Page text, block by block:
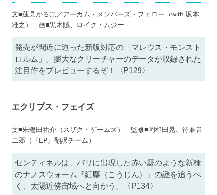
文■蓮見かるほ／アーカム・メンバーズ・フェロー（with 坂本
雅之） 画■黒木賊、ロイク・ムジー
発売が間近に迫った新版対応の「マレウス・モンスト
ロルム」。膨大なクリーチャーのデータが収録された
注目作をプレビューするぞ！〈P129〉
エクリプス・フェイズ
文■朱鷺田祐介（スザク・ゲームズ） 監修■岡和田晃、待兼音
二郎（『EP』翻訳チーム）
センティネルは、パリに出現した赤い靄のような新種
のナノスウォーム『紅塵（こうじん）』の謎を追うべ
く、太陽近傍宙域へと向かう。〈P134〉